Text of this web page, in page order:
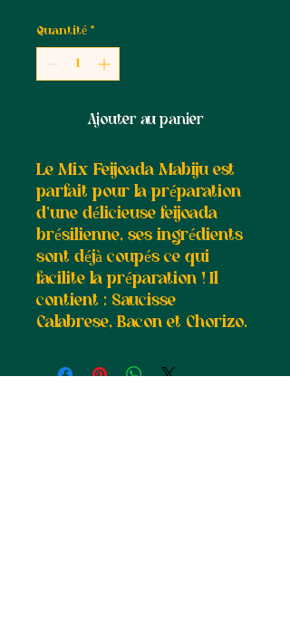
Quantité *
Ajouter au panier
Le Mix Feijoada Mabiju est
parfait pour la préparation
d'une délicieuse feijoada
brésilienne, ses ingrédients
sont déjà coupés ce qui
facilite la préparation ! Il
contient : Saucisse
Calabrese, Bacon et Chorizo.